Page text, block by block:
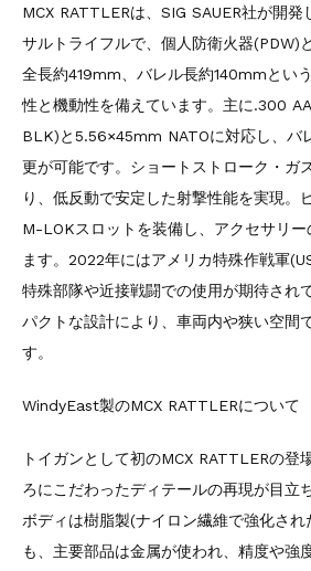
MCX RATTLERは、SIG SAUER社が開発
サルトライフルで、個人防衛火器(PDW)
全長約419mm、バレル長約140mmとい
性と機動性を備えています。主に.300
BLK)と5.56×45mm NATOに対応し、バ
更が可能です。ショートストローク・ガ
り、低反動で安定した射撃性能を実現。
M-LOKスロットを装備し、アクセサリ
ます。2022年にはアメリカ特殊作戦軍
特殊部隊や近接戦闘での使用が期待され
パクトな設計により、車両内や狭い空間
す。
WindyEast製のMCX RATTLERについて
トイガンとして初のMCX RATTLERの登
ろにこだわったディテールの再現が目立
ボディは樹脂製(ナイロン繊維で強化され
も、主要部品は金属が使われ、精度や強